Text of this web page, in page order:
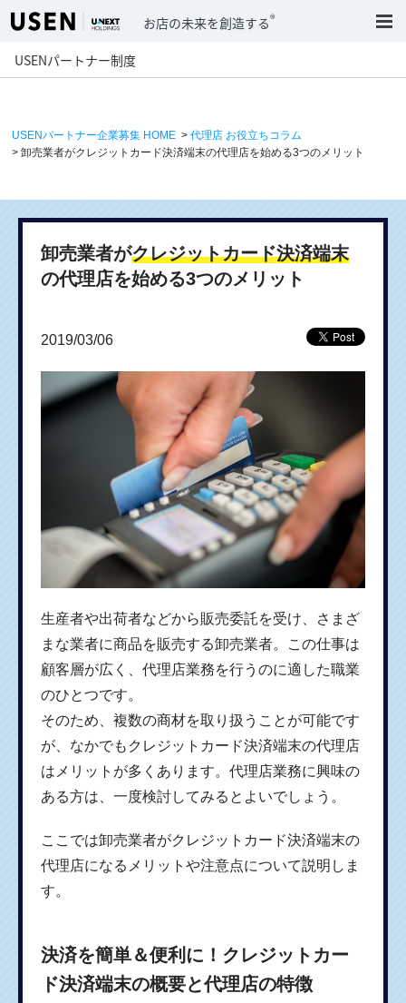
お店の未来を創造する®
USENパートナー制度
USENパートナー企業募集 HOME > 代理店 お役立ちコラム
> 卸売業者がクレジットカード決済端末の代理店を始める3つのメリット
卸売業者がクレジットカード決済端末
の代理店を始める3つのメリット
2019/03/06
生産者や出荷者などから販売委託を受け、さまざ
まな業者に商品を販売する卸売業者。この仕事は
顧客層が広く、代理店業務を行うのに適した職業
のひとつです。
そのため、複数の商材を取り扱うことが可能です
が、なかでもクレジットカード決済端末の代理店
はメリットが多くあります。代理店業務に興味の
ある方は、一度検討してみるとよいでしょう。
ここでは卸売業者がクレジットカード決済端末の
代理店になるメリットや注意点について説明しま
す。
決済を簡単＆便利に！クレジットカー
ド決済端末の概要と代理店の特徴